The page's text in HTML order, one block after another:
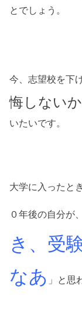
とでしょう。
今、志望校を下
悔しない
いたいです。
大学に入ったと
０年後の自分が
き、受
なあ 」と思